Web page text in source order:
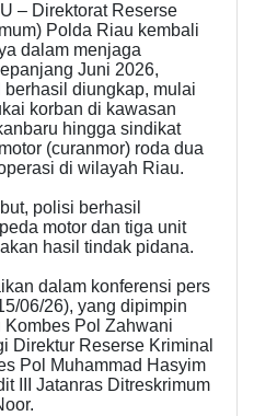
– Direktorat Reserse
Polda Riau kembali
dalam menjaga
Juni 2026,
diungkap, mulai
korban di kawasan
hingga sindikat
(curanmor) roda dua
di wilayah Riau.
polisi berhasil
motor dan tiga unit
hasil tindak pidana.
dalam konferensi pers
06/26), yang dipimpin
Pol Zahwani
Direktur Reserse Kriminal
Pol Muhammad Hasyim
III Jatanras Ditreskrimum